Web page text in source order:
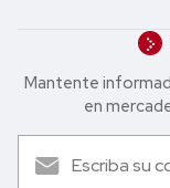
Mantente
en